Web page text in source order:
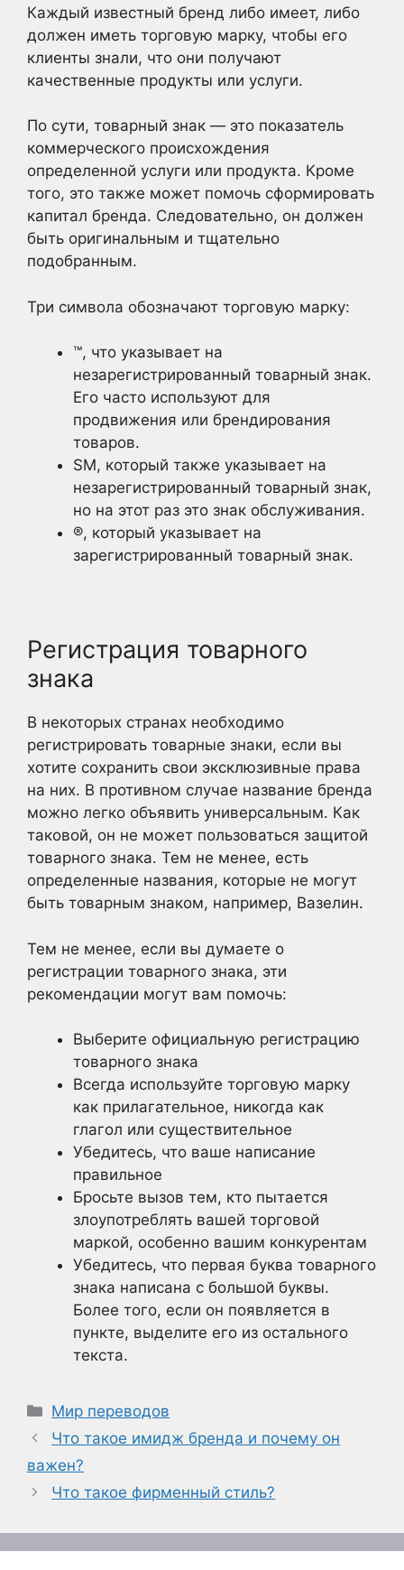
Каждый известный бренд либо имеет, либо
должен иметь торговую марку, чтобы его
клиенты знали, что они получают
качественные продукты или услуги.
По сути, товарный знак — это показатель
коммерческого происхождения
определенной услуги или продукта. Кроме
того, это также может помочь сформировать
капитал бренда. Следовательно, он должен
быть оригинальным и тщательно
подобранным.
Три символа обозначают торговую марку:
™, что указывает на
незарегистрированный товарный знак.
Его часто используют для
продвижения или брендирования
товаров.
SM, который также указывает на
незарегистрированный товарный знак,
но на этот раз это знак обслуживания.
®, который указывает на
зарегистрированный товарный знак.
Регистрация товарного
знака
В некоторых странах необходимо
регистрировать товарные знаки, если вы
хотите сохранить свои эксклюзивные права
на них. В противном случае название бренда
можно легко объявить универсальным. Как
таковой, он не может пользоваться защитой
товарного знака. Тем не менее, есть
определенные названия, которые не могут
быть товарным знаком, например, Вазелин.
Тем не менее, если вы думаете о
регистрации товарного знака, эти
рекомендации могут вам помочь:
Выберите официальную регистрацию
товарного знака
Всегда используйте торговую марку
как прилагательное, никогда как
глагол или существительное
Убедитесь, что ваше написание
правильное
Бросьте вызов тем, кто пытается
злоупотреблять вашей торговой
маркой, особенно вашим конкурентам
Убедитесь, что первая буква товарного
знака написана с большой буквы.
Более того, если он появляется в
пункте, выделите его из остального
текста.
Рубрики
Мир переводов
Что такое имидж бренда и почему он
важен?
Что такое фирменный стиль?